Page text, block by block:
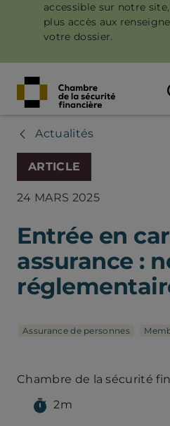
accessible sur notre
plus accès aux
votre dossier.
Actualités
ARTICLE
24 MARS 2025
Entrée en
assurance :
Assurance de personnes
Chambre de la sécurité
2m